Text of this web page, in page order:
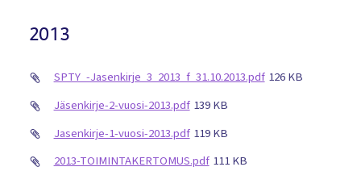
2013
SPTY_-Jasenkirje_3_2013_f_31.10.2013.pdf 126 KB
Jäsenkirje-2-vuosi-2013.pdf 139 KB
Jasenkirje-1-vuosi-2013.pdf 119 KB
2013-TOIMINTAKERTOMUS.pdf 111 KB